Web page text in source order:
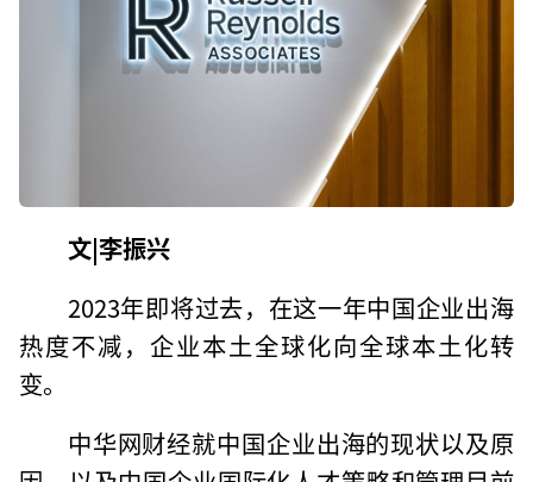
文|李振兴
2023年即将过去，在这一年中国企业出海
热度不减，企业本土全球化向全球本土化转
变。
中华网财经就中国企业出海的现状以及原